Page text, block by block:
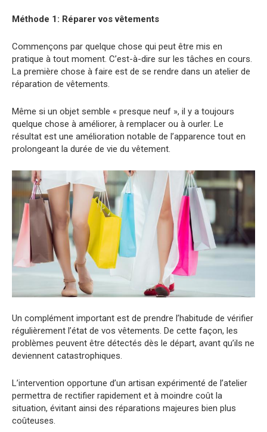
Méthode 1: Réparer vos vêtements
Commençons par quelque chose qui peut être mis en
pratique à tout moment. C’est-à-dire sur les tâches en cours.
La première chose à faire est de se rendre dans un atelier de
réparation de vêtements.
Même si un objet semble « presque neuf », il y a toujours
quelque chose à améliorer, à remplacer ou à ourler. Le
résultat est une amélioration notable de l’apparence tout en
prolongeant la durée de vie du vêtement.
Un complément important est de prendre l’habitude de vérifier
régulièrement l’état de vos vêtements. De cette façon, les
problèmes peuvent être détectés dès le départ, avant qu’ils ne
deviennent catastrophiques.
L’intervention opportune d’un artisan expérimenté de l’atelier
permettra de rectifier rapidement et à moindre coût la
situation, évitant ainsi des réparations majeures bien plus
coûteuses.